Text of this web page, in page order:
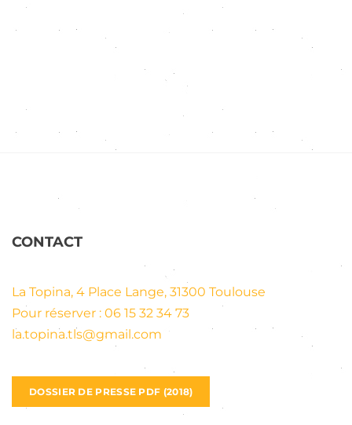
CONTACT
La Topina, 4 Place Lange, 31300 Toulouse
Pour réserver : 06 15 32 34 73
la.topina.tls@gmail.com
DOSSIER DE PRESSE PDF (2018)